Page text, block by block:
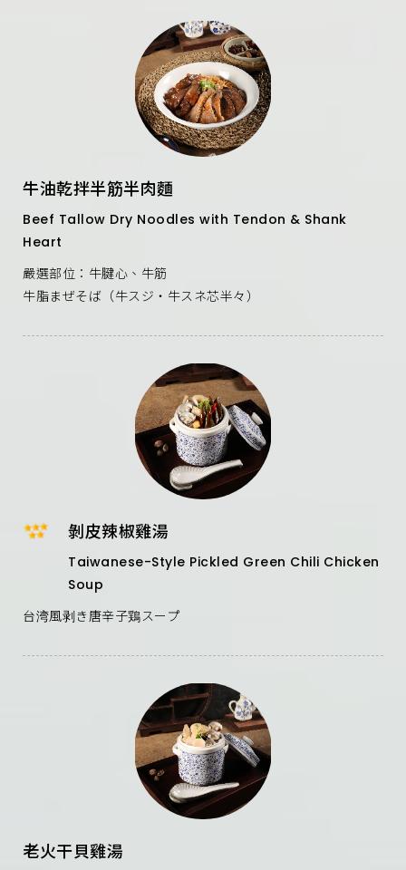
牛油乾拌半筋半肉麵
Beef Tallow Dry Noodles with Tendon & Shank
Heart
嚴選部位：牛腱心、牛筋
牛脂まぜそば（牛スジ・牛スネ芯半々）
剝皮辣椒雞湯
Taiwanese-Style Pickled Green Chili Chicken
Soup
台湾風剥き唐辛子鶏スープ
老火干貝雞湯